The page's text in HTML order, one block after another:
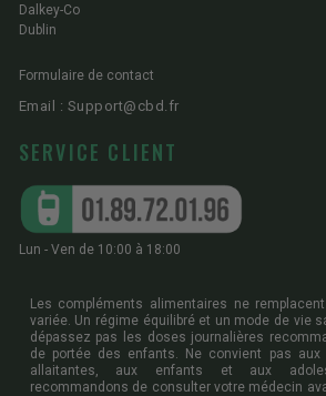
Dalkey-Co
Dublin
Formulaire de contact
Email : Support@cbd.fr
SERVICE CLIENT
Lun - Ven de 10:00 à 18:00
Les compléments alimentaires ne
variée. Un régime équilibré et un mode de vie
dépassez pas les doses journalières
de portée des enfants. Ne convient pas
allaitantes, aux enfants et aux
recommandons de consulter votre médecin